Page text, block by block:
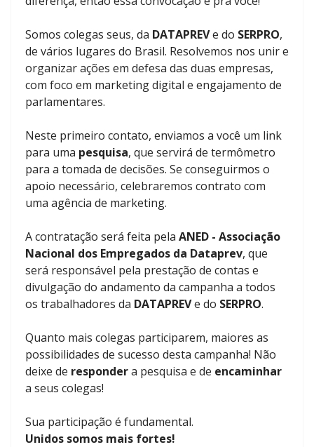
Somos colegas seus, da DATAPREVe do SERPRO,
de vários lugares do Brasil. Resolvemos nos unir e
organizar ações em defesa das duas empresas,
com foco em marketing digital e engajamento de
parlamentares.
Neste primeiro contato, enviamos a você um link
para uma pesquisa, que servirá de termômetro
para a tomada de decisões. Se conseguirmos o
apoio necessário, celebraremos contrato com
uma agência de marketing.
A contratação será feita pela ANED - Associação
Nacional dos Empregados da Dataprev, que
será responsável pela prestação de contas e
divulgação do andamento da campanha a todos
os trabalhadores da DATAPREVe do SERPRO.
Quanto mais colegas participarem, maiores as
possibilidades de sucesso desta campanha! Não
deixe de respondera pesquisa e de encaminhar
a seus colegas!
Sua participação é fundamental.
Unidos somos mais fortes!